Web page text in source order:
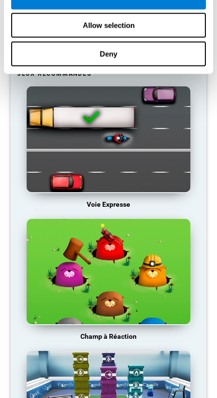
Allow selection
Deny
donc tendance à éliminer les connexions inutilisées. Ainsi, si une
compétence cognitive n'est pas utilisée normalement, le cerveau
ne fournit pas de ressources pour ce schéma d'activation
alors moins capables d'utiliser cette fonction cognitive, ce qui
nous rend moins efficaces dans nos activités quotidiennes.
JEUX RECOMMANDÉS
Voie Expresse
Champ à Réaction